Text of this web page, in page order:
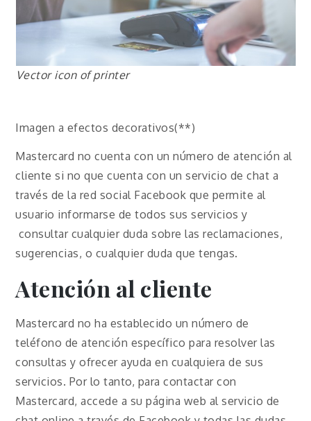
Vector icon of printer
Imagen a efectos decorativos(**)
Mastercard no cuenta con un número de atención al
cliente si no que cuenta con un servicio de chat a
través de la red social Facebook que permite al
usuario informarse de todos sus servicios y
consultar cualquier duda sobre las reclamaciones,
sugerencias, o cualquier duda que tengas.
Atención al cliente
Mastercard no ha establecido un número de
teléfono de atención específico para resolver las
consultas y ofrecer ayuda en cualquiera de sus
servicios. Por lo tanto, para contactar con
Mastercard, accede a su página web al servicio de